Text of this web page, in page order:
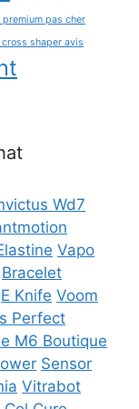
premium pas cher
cross shaper avis
Wd7
Vapo
Bracelet
E Knife Voom
Perfect
M6 Boutique
Sensor
Vitrabot